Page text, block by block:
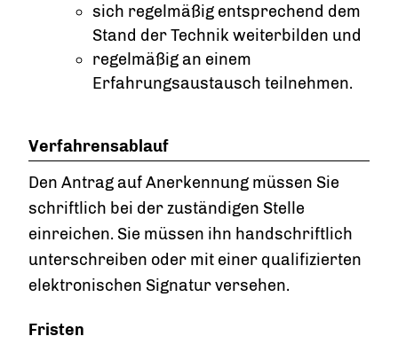
sich regelmäßig entsprechend dem
Stand der Technik weiterbilden und
regelmäßig an einem
Erfahrungsaustausch teilnehmen.
Verfahrensablauf
Den Antrag auf Anerkennung müssen Sie
schriftlich bei der zuständigen Stelle
einreichen. Sie müssen ihn handschriftlich
unterschreiben oder mit einer qualifizierten
elektronischen Signatur versehen.
Fristen